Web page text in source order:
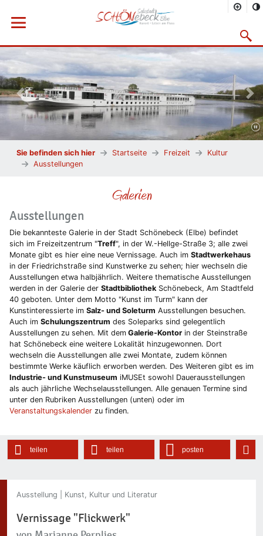
Menü öffnen
Vorheriges Bild
Sie befinden sich hier Startseite Freizeit
Kultur
Ausstellungen
Galerien
Ausstellungen
Die bekannteste Galerie in der Stadt Schönebeck (Elbe) befindet
sich im Freizeitzentrum "Treff", in der W.-Hellge-Straße 3; alle zwei
Monate gibt es hier eine neue Vernissage. Auch im Stadtwerkehaus
in der Friedrichstraße sind Kunstwerke zu sehen; hier wechseln die
Ausstellungen etwa halbjährlich. Weitere thematische Ausstellungen
werden in der Galerie der StadtbibliothekSchönebeck, Am Stadtfeld
40 geboten. Unter dem Motto "Kunst im Turm" kann der
Kunstinteressierte im Salz- und Soleturm Ausstellungen besuchen.
Auch im Schulungszentrum des Soleparks sind gelegentlich
Ausstellungen zu sehen. Mit dem Galerie-Kontor in der Steinstraße
hat Schönebeck eine weitere Lokalität hinzugewonnen. Dort
wechseln die Ausstellungen alle zwei Montate, zudem können
bestimmte Werke käuflich erworben werden. Des Weiteren gibt es im
Industrie- und Kunstmuseum iMUSEt sowohl Dauerausstellungen
als auch jährliche Wechselausstellungen. Alle genauen Termine sind
unter den Rubriken Ausstellungen (unten) oder im
Veranstaltungskalender zu finden.
teilen teilen posten
Ausstellung | Kunst, Kultur und Literatur
Vernissage "Flickwerk"